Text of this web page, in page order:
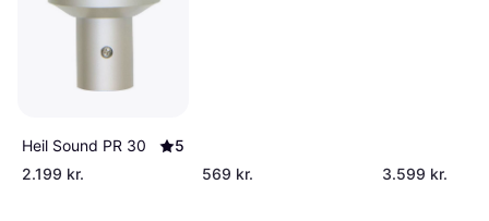
Heil Sound PR 30
5
2.199 kr.
569 kr. 3.599 kr.